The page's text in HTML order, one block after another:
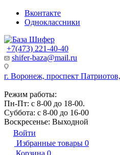
Вконтакте
Одноклассники
+7(473) 221-40-40
shifer-baza@mail.ru
г. Воронеж, проспект
Режим работы:
Пн-Пт: с 8-00 до 18-00.
Суббота: с 8-00 до 16-00
Воскресенье: Выходной
Войти
Избранные товары 0
Корзина 0